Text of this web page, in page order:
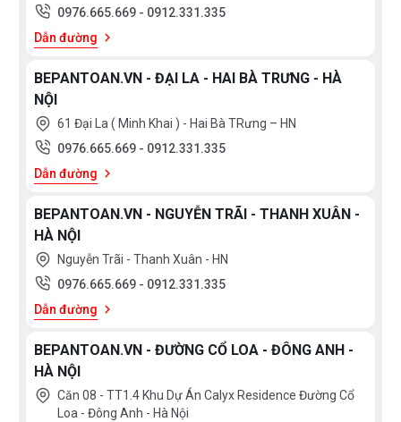
0976.665.669 - 0912.331.335
Dẫn đường
BEPANTOAN.VN - ĐẠI LA - HAI BÀ TRƯNG - HÀ
NỘI
61 Đại La ( Minh Khai ) - Hai Bà TRưng – HN
0976.665.669 - 0912.331.335
Dẫn đường
BEPANTOAN.VN - NGUYỄN TRÃI - THANH XUÂN -
HÀ NỘI
Nguyễn Trãi - Thanh Xuân - HN
0976.665.669 - 0912.331.335
Dẫn đường
BEPANTOAN.VN - ĐƯỜNG CỔ LOA - ĐÔNG ANH -
HÀ NỘI
Căn 08 - TT1.4 Khu Dự Án Calyx Residence Đường Cổ
Loa - Đông Anh - Hà Nội